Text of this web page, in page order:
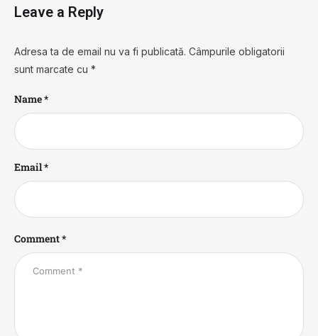
Leave a Reply
Adresa ta de email nu va fi publicată. Câmpurile obligatorii
sunt marcate cu *
Comment *
Name *
Email *